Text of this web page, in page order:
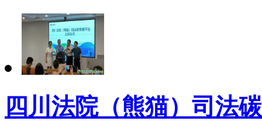
四川法院（熊猫）司法